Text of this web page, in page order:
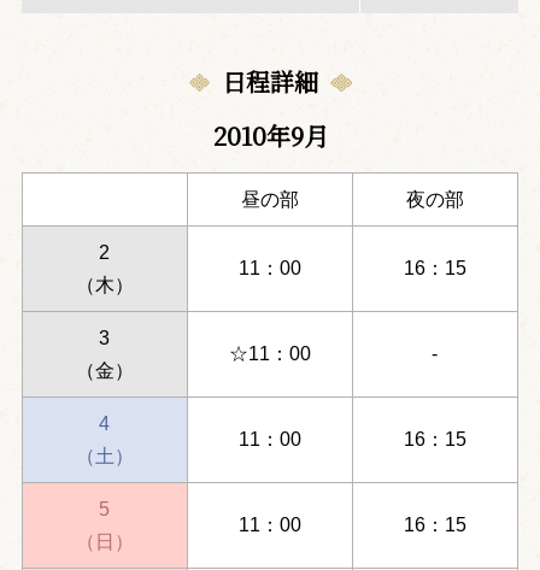
日程詳細
2010年9月
昼の部 夜の部
2
（木）
11：00 16：15
3
（金）
☆11：00 -
4
（土）
11：00 16：15
5
（日）
11：00 16：15